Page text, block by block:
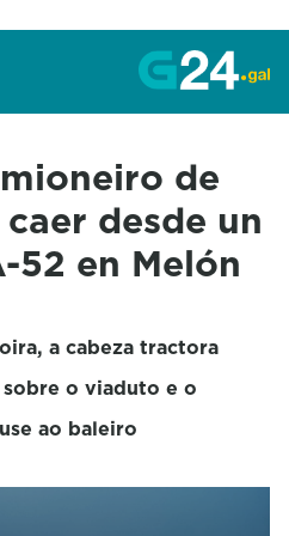
de
desde un
en Melón
a cabeza tractora
o viaduto e o
ao baleiro